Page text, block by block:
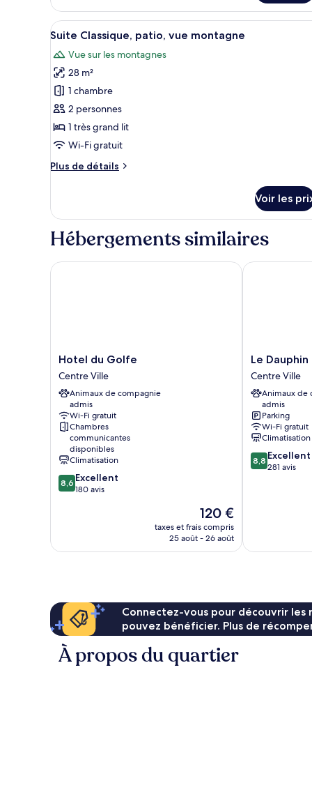
patio,
vue
montagne
le
type
de
Villa
Classique,
patio,
vue
montagne
Afficher
toutes
les
photos
pour
ce
type
de
chambre :
Suite
vue
montagne
Une chambre à coucher avec
4
Suite Classique, patio, vue montagne
Vue sur les montagnes
28 m²
1 chambre
2 personnes
1 très grand lit
Wi-Fi gratuit
Plus de détails
Plus
le
type
de
Suite
Voir les
Hébergements similaires
Hotel
du
Golfe
Centre
Ville
Hotel du Golfe
Centre Ville
Animaux de compagnie
admis
Wi-Fi gratuit
Chambres
communicantes
disponibles
Climatisation
8.6
sur
8,6 Excellent
180 avis
Le
nouveau
prix
120 €
taxes et frais compris
25 août - 26 août
Hotel du Golfe
Le
Dauphin
Hotel
Centre
Ville
Le
Centre Ville
Animaux de
admis
Parking
Wi-Fi gratuit
Climatisation
8.8
sur
8,8 Excellent
281 avis
Le Dauphin
Connectez-vous pour découvrir
pouvez bénéficier. Plus de
À propos du quartier